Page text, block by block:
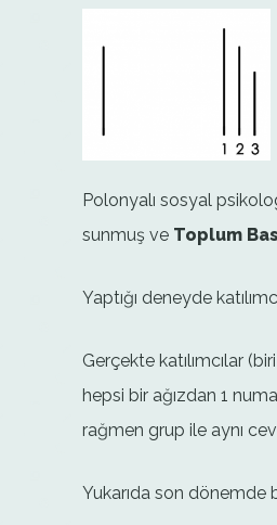
Polonyalı sosyal
sunmuş ve Toplum
Yaptığı deneyde
Gerçekte katılımcılar
hepsi bir ağızdan 1
rağmen grup ile aynı
Yukarıda son dönemde